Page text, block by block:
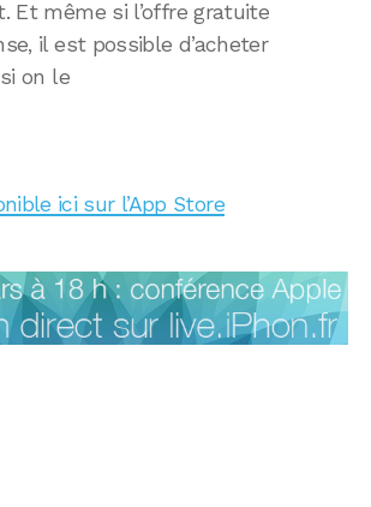
Et même si l’offre gratuite
il est possible d’acheter
on le
ici sur l’App Store